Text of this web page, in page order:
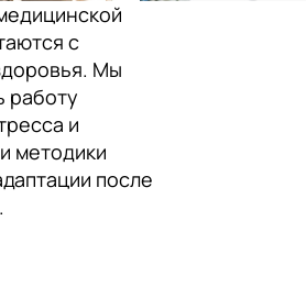
с
Мы
работу
и
методики
после